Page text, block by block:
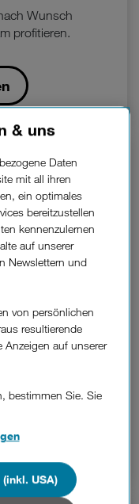
Wunsch
profitieren.
TV-Gerät.
& uns
Daten
mit all ihren
ein optimales
bereitzustellen
kennenzulernen
auf unserer
Newslettern und
von persönlichen
resultierende
Anzeigen auf unserer
bestimmen Sie. Sie
auch Cookies
in Ländern
USA)